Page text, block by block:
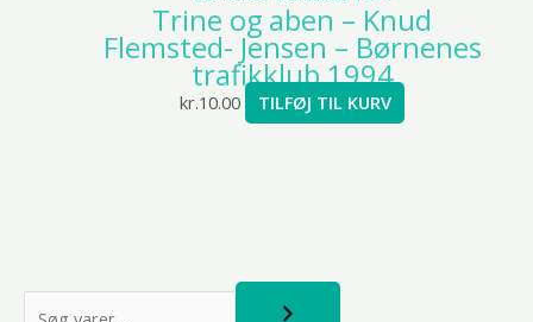
S
Trine og aben – Knud
Flemsted- Jensen – Børnenes
trafikklub 1994
kr.10.00 TILFØJ TIL KURV